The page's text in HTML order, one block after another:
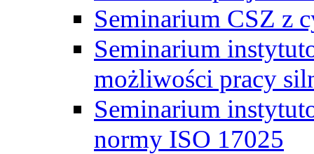
Seminarium CSZ z
Seminarium
możliwości pracy
Seminarium
normy ISO 17025